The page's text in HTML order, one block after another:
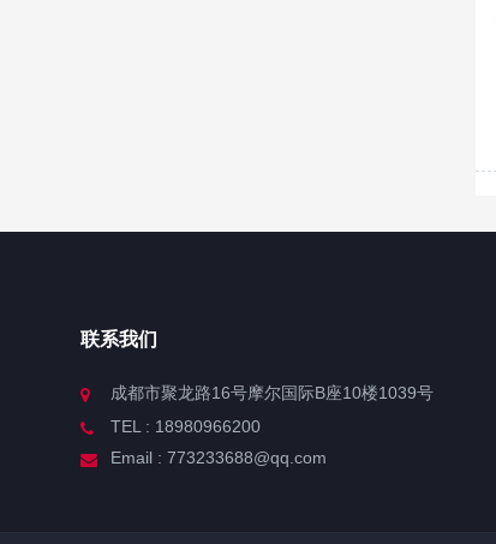
联系我们
成都市聚龙路16号摩尔国际B座10楼1039号
TEL : 18980966200
Email : 773233688@qq.com